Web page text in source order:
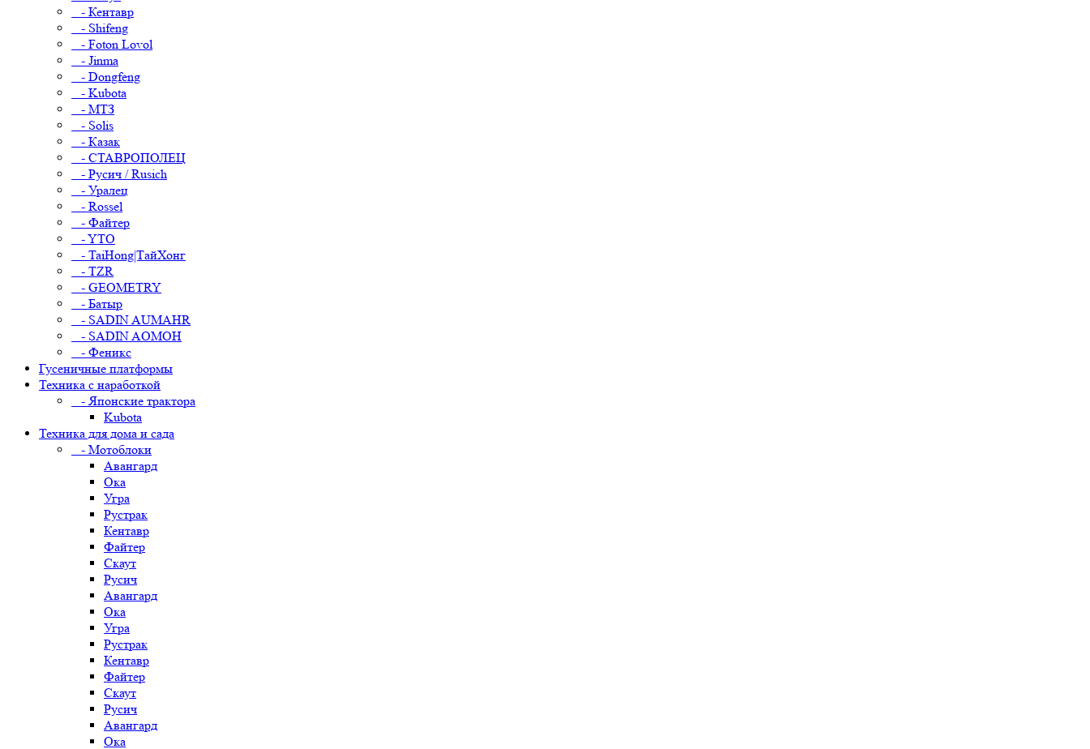
- Кентавр
- Shifeng
- Foton Lovol
- Jinma
- Dongfeng
- Kubota
- МТЗ
- Solis
- Казак
- СТАВРОПОЛЕЦ
- Русич / Rusich
- Уралец
- Rossel
- Файтер
- YTO
- TaiHong|ТайХонг
- TZR
- GEOMETRY
- Батыр
- SADIN AUMAHR
- SADIN AOMOH
- Феникс
Гусеничные платформы
Техника с наработкой
- Японские трактора
Kubota
Техника для дома и сада
- Мотоблоки
Авангард
Ока
Угра
Рустрак
Кентавр
Файтер
Скаут
Русич
Авангард
Ока
Угра
Рустрак
Кентавр
Файтер
Скаут
Русич
Авангард
Ока